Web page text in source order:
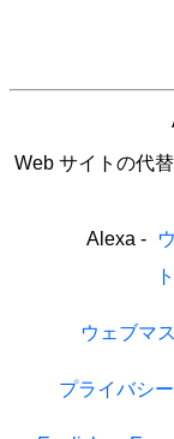
Web サイトの代
Alexa -
ウェブマ
プライバシー